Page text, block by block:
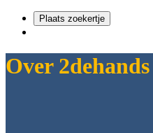
Plaats zoekertje
Over 2dehands